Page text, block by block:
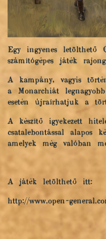
Egy ingyenes letölthető
számítógépes játék
A kampány, vagyis
a Monarchiát
esetén újraírhatjuk a
A készítő igyekezett
csatalebontással alapos
amelyek még valóban
A játék letölthető itt:
http://www.open-